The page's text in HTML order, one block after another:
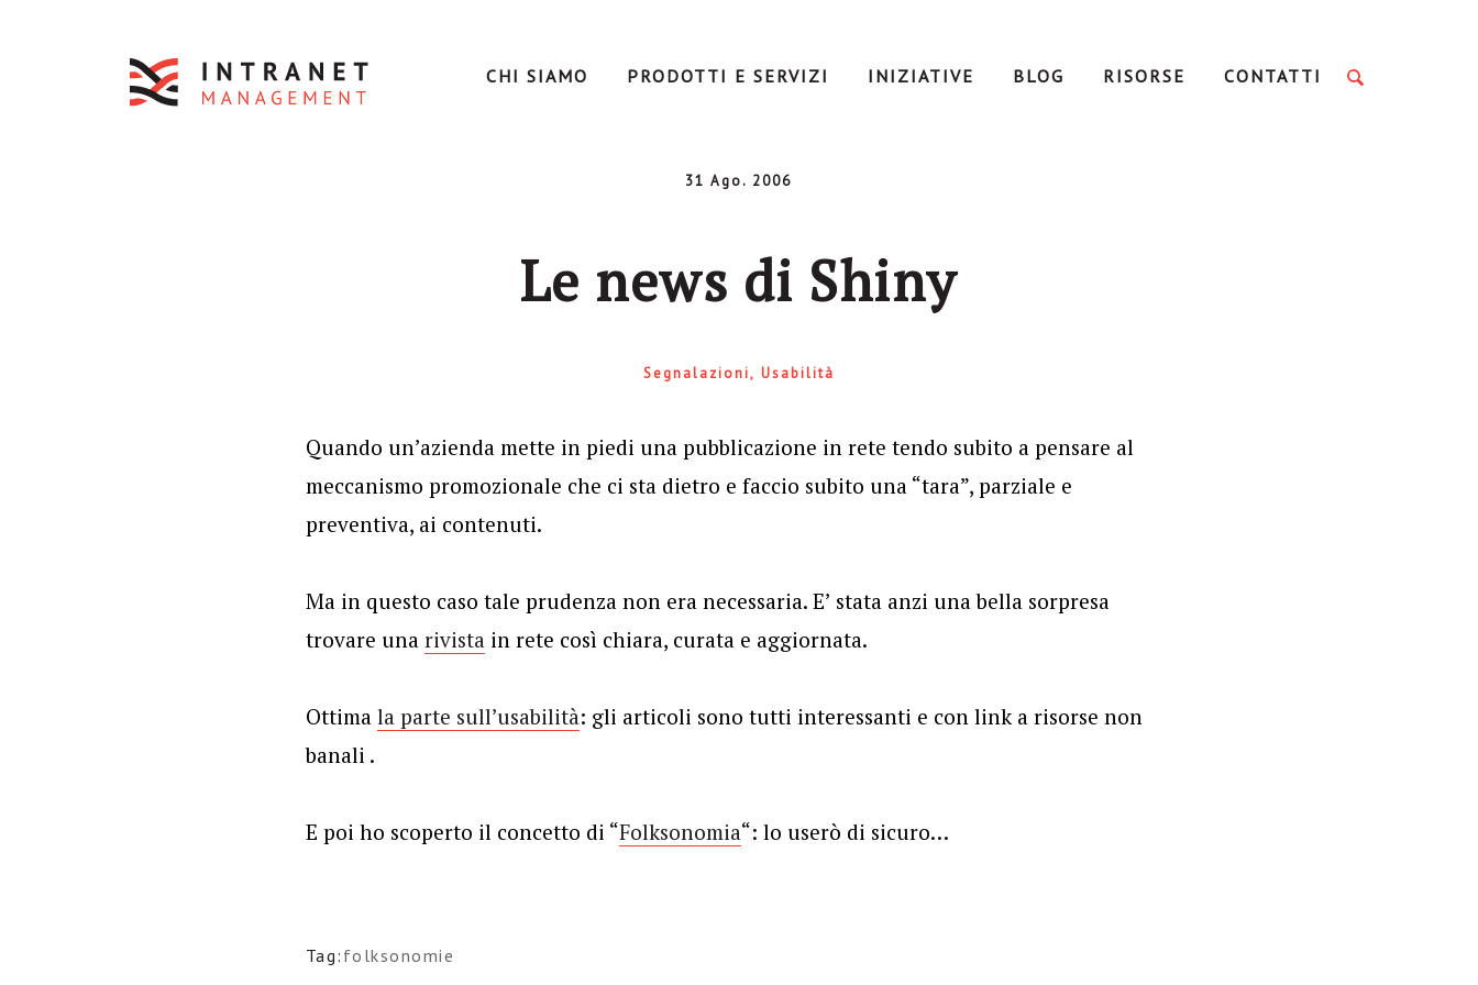
CHI SIAMO PRODOTTI E SERVIZI INIZIATIVE BLOG RISORSE CONTATTI
31 Ago. 2006
Le news di Shiny
Segnalazioni Usabilità
Quando un’azienda mette in piedi una pubblicazione in rete tendo subito a pensare al
meccanismo promozionale che ci sta dietro e faccio subito una “tara”, parziale e
preventiva, ai contenuti.
Ma in questo caso tale prudenza non era necessaria. E’ stata anzi una bella sorpresa
trovare una rivistain rete così chiara, curata e aggiornata.
Ottima la parte sull’usabilità: gli articoli sono tutti interessanti e con link a risorse non
banali .
E poi ho scoperto il concetto di “Folksonomia“: lo userò di sicuro…
Tag: folksonomie